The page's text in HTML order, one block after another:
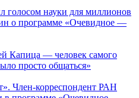
голосом науки для миллионов
о программе «Очевидное —
Капица — человек самого
просто общаться»
Член-корреспондент РАН